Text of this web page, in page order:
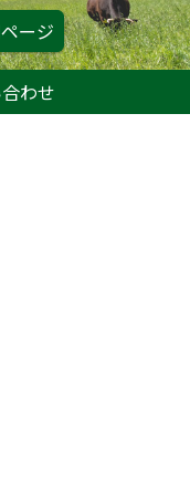
ージ
わせ